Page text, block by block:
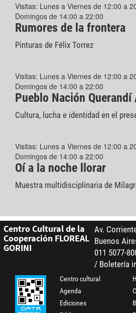
Visitas: Lunes a Viernes de 12:00 a
Domingos de 14:00 a 22:00
Rumores de la frontera
Pinturas de Félix Torrez
Visitas: Lunes a Viernes de 12:00 a
Domingos de 14:00 a 22:00
Pueblo Nación Querandí
Cultura, lucha e identidad en el
Visitas: Lunes a Viernes de 12:00 a
Domingos de 14:00 a 22:00
Oí a la noche llorar
Muestra multidisciplinaria de
Centro Cultural de la
Cooperación FLOREAL
GORINI
Av.
Buenos
011 5077-
/ Boletería
Centro cultural
Agenda
Ediciones